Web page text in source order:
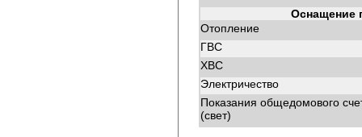
Оснащение
Отопление
ГВС
ХВС
Электричество
Показания общедомового
(свет)